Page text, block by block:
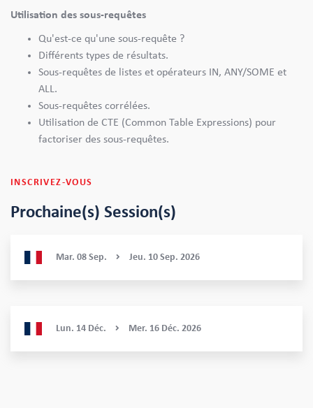
Utilisation des sous-requêtes
Qu'est-ce qu'une sous-requête ?
Différents types de résultats.
Sous-requêtes de listes et opérateurs IN, ANY/SOME et
ALL.
Sous-requêtes corrélées.
Utilisation de CTE (Common Table Expressions) pour
factoriser des sous-requêtes.
INSCRIVEZ-VOUS
Prochaine(s) Session(s)
Mar. 08 Sep. Jeu. 10 Sep. 2026
Lun. 14 Déc. Mer. 16 Déc. 2026